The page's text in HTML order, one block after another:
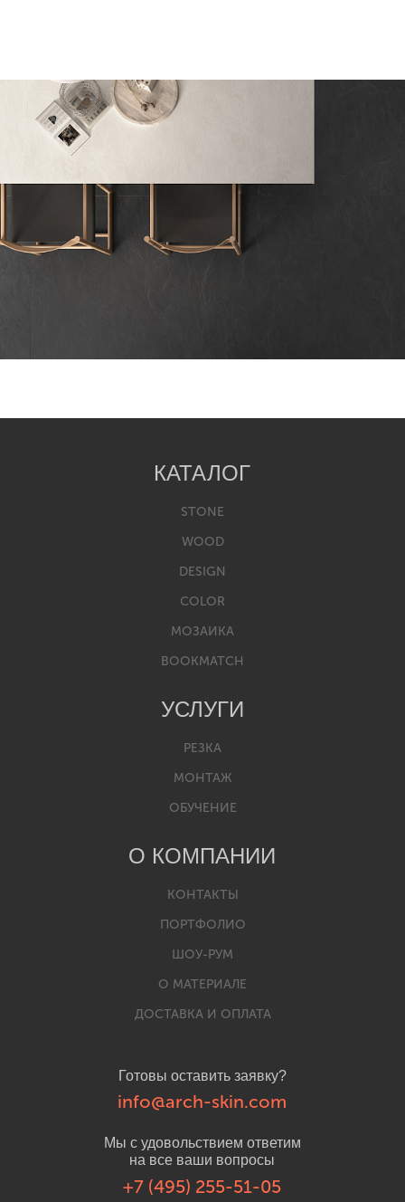
Готовы оставить заявку?
info@arch-skin.com
Мы с удовольствием ответим
на все ваши вопросы
+7 (495) 255-51-05
КАТАЛОГ
STONE
WOOD
DESIGN
COLOR
МОЗАИКА
BOOKMATCH
УСЛУГИ
РЕЗКА
МОНТАЖ
ОБУЧЕНИЕ
О КОМПАНИИ
КОНТАКТЫ
ПОРТФОЛИО
ШОУ-РУМ
О МАТЕРИАЛЕ
ДОСТАВКА И ОПЛАТА